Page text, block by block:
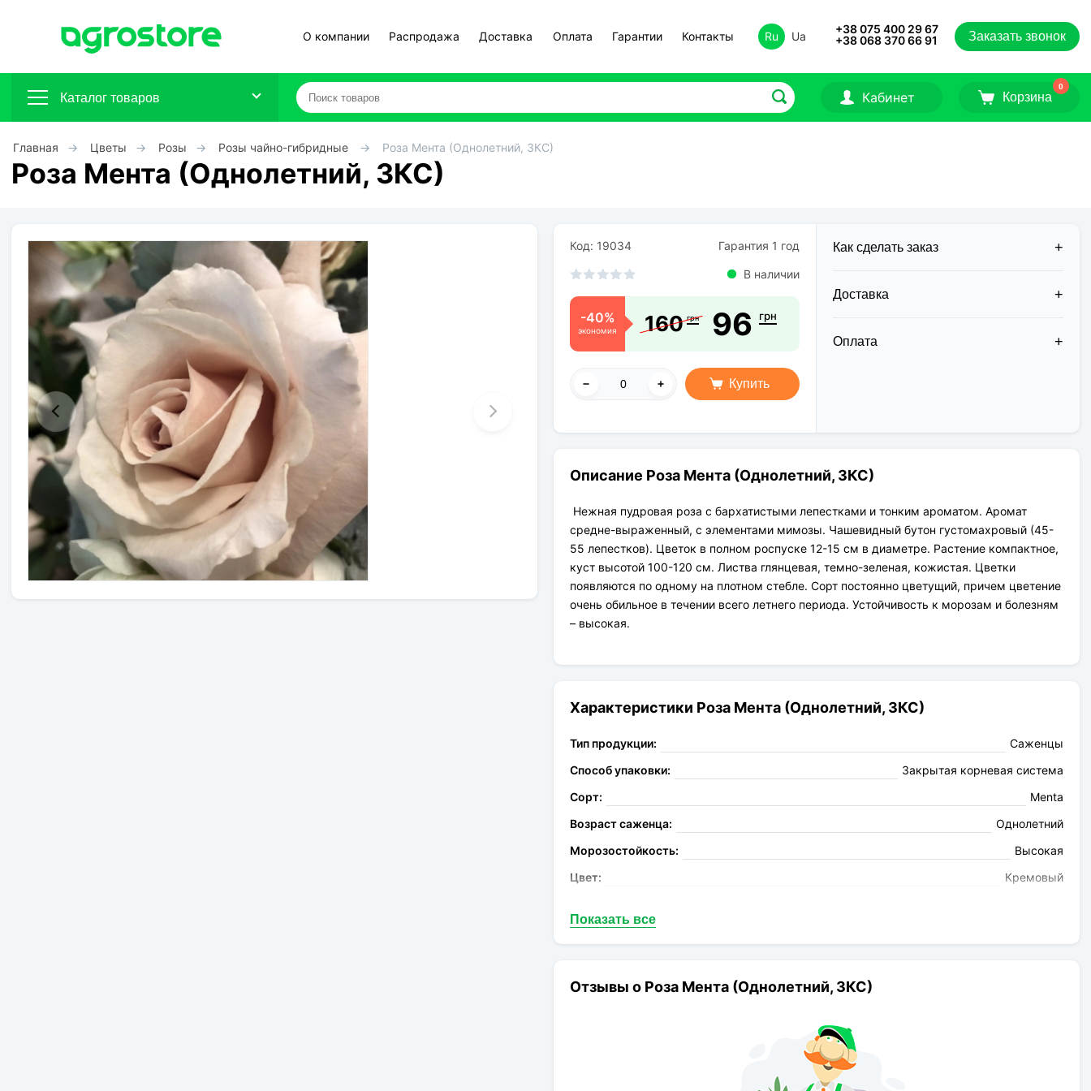
О компании Распродажа Доставка Оплата Гарантии Контакты Ru Ua
+38 075 400 29 67
+38 068 370 66 91
Заказать звонок
Каталог товаров Кабинет Корзина
0
Плодовые кустарники
Декоративные растения
Цветы
Травы
Овощи (на посадку)
Штамбовые ягодные кусты
Семена
Удобрения
Главная Цветы Розы Розы чайно-гибридные Роза Мента (Однолетний, ЗКС)
Роза Мента (Однолетний, ЗКС)
Код: 19034 Гарантия 1 год
В наличии
-40%
экономия 160 грн 96 грн
Купить
Как сделать заказ
Доставка
осуществляется двумя курьерскими
службами:
Оплата
Описание Роза Мента (Однолетний, ЗКС)
Нежная пудровая роза с бархатистыми лепестками и тонким ароматом. Аромат
средне-выраженный, с элементами мимозы. Чашевидный бутон густомахровый (45-
55 лепестков). Цветок в полном роспуске 12-15 см в диаметре. Растение компактное,
куст высотой 100-120 см. Листва глянцевая, темно-зеленая, кожистая. Цветки
появляются по одному на плотном стебле. Сорт постоянно цветущий, причем цветение
очень обильное в течении всего летнего периода. Устойчивость к морозам и болезням
– высокая.
Характеристики Роза Мента (Однолетний, ЗКС)
Тип продукции:
Саженцы
Способ упаковки:
Закрытая корневая система
Сорт:
Menta
Возраст саженца:
Однолетний
Морозостойкость:
Высокая
Цвет:
Кремовый
Устойчивость к болезням:
Диаметр цветков:
Показать все
Отзывы о Роза Мента (Однолетний, ЗКС)